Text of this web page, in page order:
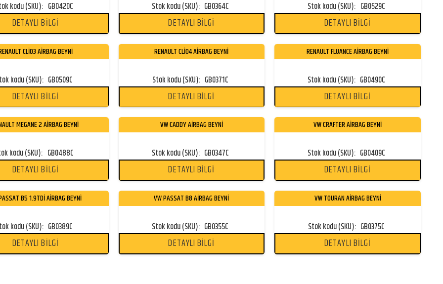
kodu (SKU): GB0420C
DETAYLI BİLGİ
Stok kodu (SKU): GB0364C
DETAYLI BİLGİ
Stok kodu (SKU): GB0529C
DETAYLI BİLGİ
CLİO3 AİRBAG BEYNİ
kodu (SKU): GB0509C
DETAYLI BİLGİ
RENAULT CLİO4 AİRBAG BEYNİ
Stok kodu (SKU): GB0371C
DETAYLI BİLGİ
RENAULT FLUANCE AİRBAG BEYNİ
Stok kodu (SKU): GB0490C
DETAYLI BİLGİ
MEGANE 2 AİRBAG BEYNİ
kodu (SKU): GB0488C
DETAYLI BİLGİ
VW CADDY AİRBAG BEYNİ
Stok kodu (SKU): GB0347C
DETAYLI BİLGİ
VW CRAFTER AİRBAG BEYNİ
Stok kodu (SKU): GB0409C
DETAYLI BİLGİ
B5 1.9TDİ AİRBAG BEYNİ
kodu (SKU): GB0389C
DETAYLI BİLGİ
VW PASSAT B8 AİRBAG BEYNİ
Stok kodu (SKU): GB0355C
DETAYLI BİLGİ
VW TOURAN AİRBAG BEYNİ
Stok kodu (SKU): GB0375C
DETAYLI BİLGİ